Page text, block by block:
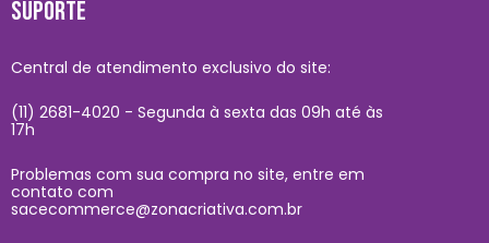
SUPORTE
Central de atendimento exclusivo do site:
(11) 2681-4020 - Segunda à sexta das 09h até às
17h
Problemas com sua compra no site, entre em
contato com
sacecommerce@zonacriativa.com.br